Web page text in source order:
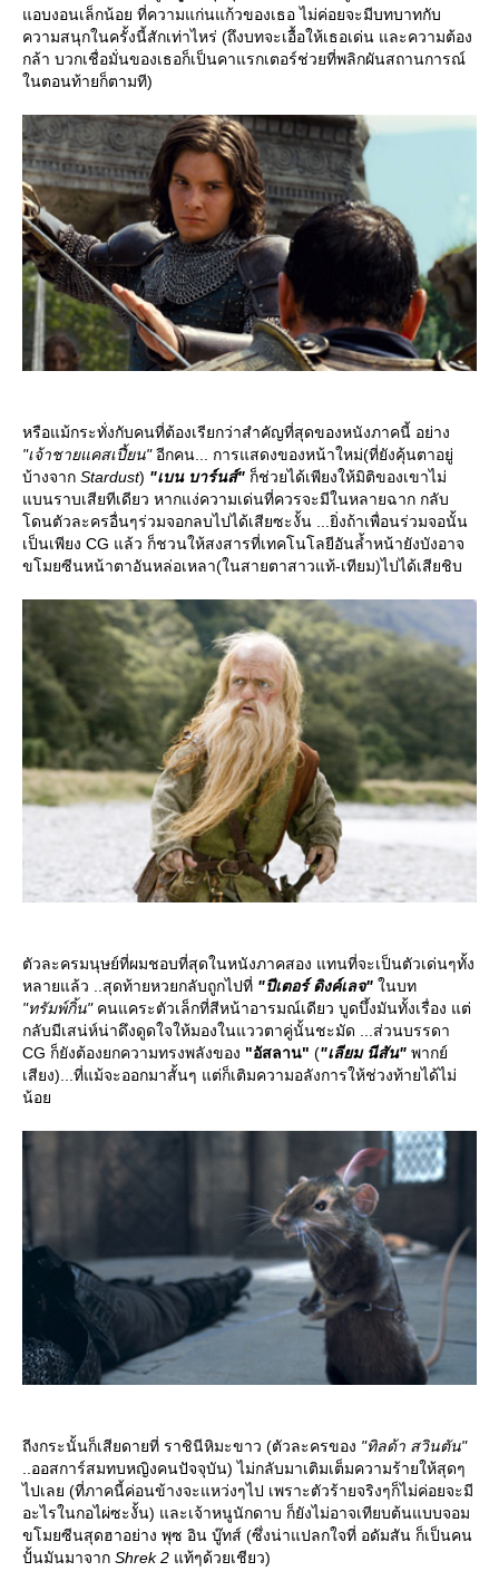
อบงอนเล็กน้อย ที่ความแก่นแก้วของเธอ ไม่ค่อยจะมีบทบาทกับ
ความสนุกในครั้งนี้สักเท่าไหร่ (ถึงบทจะเอื้อให้เธอเด่น และความต้อง
กล้า บวกเชื่อมั่นของเธอก็เป็นคาแรกเตอร์ช่วยที่พลิกผันสถานการณ์
นตอนท้ายก็ตามที)
หรือแม้กระทั่งกับคนที่ต้องเรียกว่าสำคัญที่สุดของหนังภาคนี้ อย่าง
"เจ้าชายแคสเปี้ยน"อีกคน... การแสดงของหน้าใหม่(ที่ยังคุ้นตาอยู่
บ้างจาก Stardust) "เบน บาร์นส์" ก็ช่วยได้เพียงให้มิติของเขาไม่
บนราบเสียทีเดียว หากแง่ความเด่นที่ควรจะมีในหลายฉาก กลับ
ดนตัวละครอื่นๆร่วมจอกลบไปได้เสียซะงั้น ...ยิ่งถ้าเพื่อนร่วมจอนั้น
เป็นเพียง CG แล้ว ก็ชวนให้สงสารที่เทคโนโลยีอันล้ำหน้ายังบังอาจ
ขโมยซีนหน้าตาอันหล่อเหลา(ในสายตาสาวแท้-เทียม)ไปได้เสียชิบ
ตัวละครมนุษย์ที่ผมชอบที่สุดในหนังภาคสอง แทนที่จะเป็นตัวเด่นๆทั้ง
หลายแล้ว ..สุดท้ายหวยกลับถูกไปที่ "ปีเตอร์ ดิงค์เลจ" นบท
"ทรัมพ์กิ้น"คนแคระตัวเล็กที่สีหน้าอารมณ์เดียว บูดบึ้งมันทั้งเรื่อง แต่
กลับมีเสน่ห์น่าดึงดูดใจให้มองในแววตาคู่นั้นชะมัด ...ส่วนบรรดา
CG ก็ยังต้องยกความทรงพลังของ "อัสลาน" ("เลียม นีสัน" พากย์
เสียง)...ที่แม้จะออกมาสั้นๆ แต่ก็เติมความอลังการให้ช่วงท้ายได้ไม่
น้อ
ถีงกระนั้นก็เสียดายที่ ราชินีหิมะขาว (ตัวละครของ "ทิลด้า สวินตัน"
..ออสการ์สมทบหญิงคนปัจจุบัน) ไม่กลับมาเติมเต็มความร้ายให้สุดๆ
ไปเลย (ที่ภาคนี้ค่อนข้างจะแหว่งๆไป เพราะตัวร้ายจริงๆก็ไม่ค่อยจะมี
อะไรในกอไผ่ซะงั้น) และเจ้าหนูนักดาบ ก็ยังไม่อาจเทียบต้นแบบจอม
ขโมยซีนสุดฮาอย่าง พุซ อิน บู๊ทส์ (ซึ่งน่าแปลกใจที่ อดัมสัน ก็เป็นคน
ปั้นมันมาจาก Shrek 2 ท้ๆด้วยเชียว)